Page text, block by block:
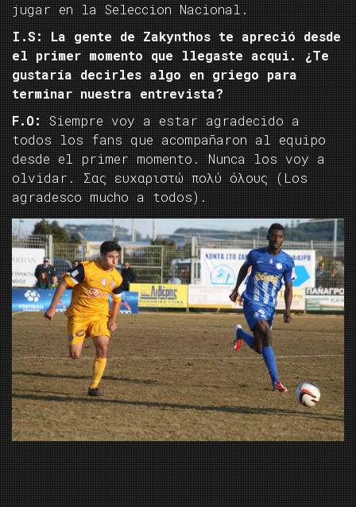
jugar en la Seleccion Nacional.
I.S: La gente de Zakynthos te apreció desde
el primer momento que llegaste acqui. ¿Te
gustaría decirles algo en griego para
terminar nuestra entrevista?
F.O:
Siempre voy a estar agradecido a
todos los fans que acompañaron al equipo
desde el primer momento. Nunca los voy a
olvidar. Σας ευχαριστώ πολύ όλους (Los
agradesco mucho a todos).